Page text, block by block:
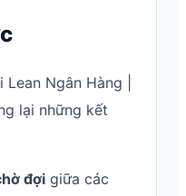
Ngân Hàng |
lại những kết
đợi giữa các